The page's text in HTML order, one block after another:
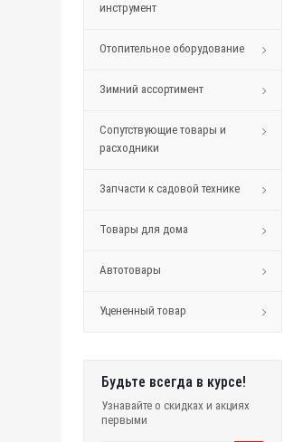
инструмент
Отопительное оборудование
Зимний ассортимент
Сопутствующие товары и
расходники
Запчасти к садовой технике
Товары для дома
Автотовары
Уцененный товар
Будьте всегда в курсе!
Узнавайте о скидках и акциях
первыми